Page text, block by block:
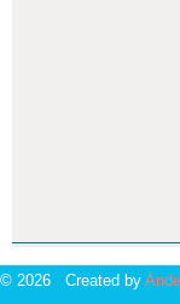
© 2026 Created by